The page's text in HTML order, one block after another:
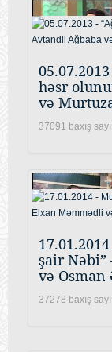
həsr
və
37091 baxış sayı
şair
və
37278 baxış sayı